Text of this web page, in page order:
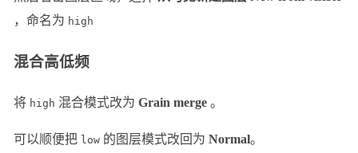
，命名为 high
混合高低频
将 high 混合模式改为Grain merge 。
可以顺便把 low 的图层模式改回为Normal。